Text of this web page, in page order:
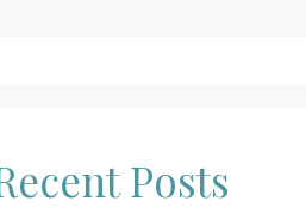
Posts